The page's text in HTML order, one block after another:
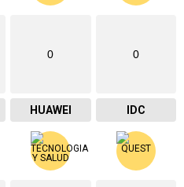
0
HUAWEI
0
IDC